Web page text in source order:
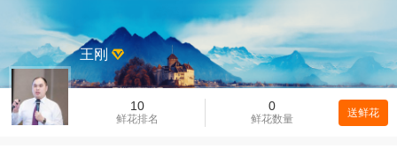
10
鲜花排名
0
鲜花数量 送鲜花
王刚